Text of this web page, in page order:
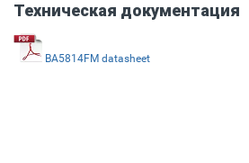
Техническая документация
BA5814FM datasheet